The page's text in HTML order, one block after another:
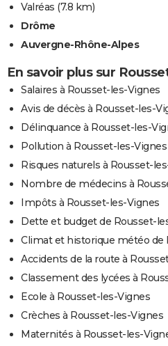
Valréas (7.8 km)
Drôme
Auvergne-Rhône-Alpes
En savoir plus sur
Salaires à Rousset-les-Vignes
Avis de décès à Rousset-les-
Délinquance à Rousset-les-
Pollution à Rousset-les-Vignes
Risques naturels à Rousset-
Nombre de médecins à
Impôts à Rousset-les-Vignes
Dette et budget de Rousset-
Climat et historique météo de
Accidents de la route à
Classement des lycées à
Ecole à Rousset-les-Vignes
Crèches à Rousset-les-Vignes
Maternités à Rousset-les-